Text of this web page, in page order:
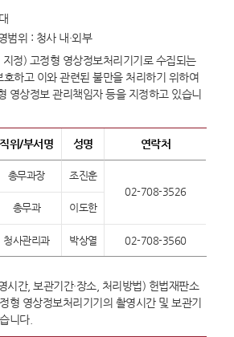
범위 : 청사 내·외부
정) 고정형 영상정보처리기기로 수집되는
호하고 이와 관련된 불만을 처리하기 위하여
영상정보 관리책임자 등을 지정하고 있습니
직위/부서명 성명 연락처
총무과장
조진훈
02-708-3526
총무과 이도한
청사관리과 박상열 02-708-3560
시간, 보관기간·장소, 처리방법) 헌법재판소
형 영상정보처리기기의 촬영시간 및 보관기
니다.